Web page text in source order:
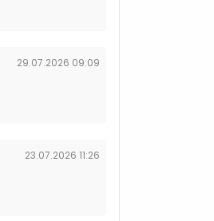
29.07.2026 09:09
23.07.2026 11:26